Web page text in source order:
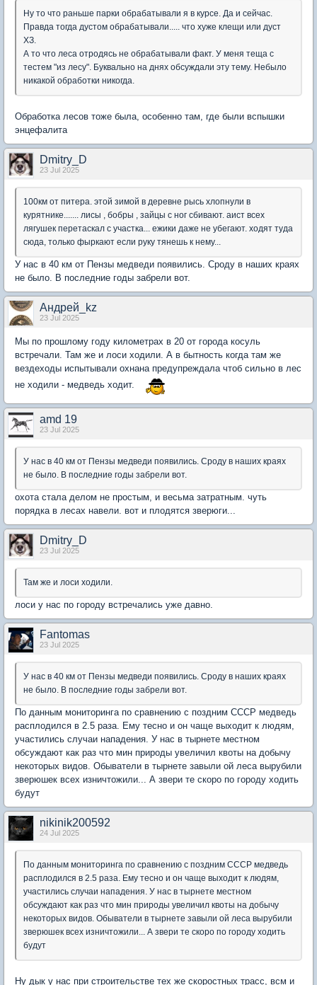
Ну то что раньше парки обрабатывали я в курсе. Да и сейчас.
Правда тогда дустом обрабатывали..... что хуже клещи или дуст
ХЗ.
А то что леса отродясь не обрабатывали факт. У меня теща с
тестем "из лесу". Буквально на днях обсуждали эту тему. Небыло
никакой обработки никогда.
Обработка лесов тоже была, особенно там, где были вспышки
энцефалита
Dmitry_D
23 Jul 2025
100км от питера. этой зимой в деревне рысь хлопнули в
курятнике....... лисы , бобры , зайцы с ног сбивают. аист всех
лягушек перетаскал с участка... ежики даже не убегают. ходят туда
сюда, только фыркают если руку тянешь к нему...
У нас в 40 км от Пензы медведи появились. Сроду в наших краях
не было. В последние годы забрели вот.
Андрей_kz
23 Jul 2025
Мы по прошлому году километрах в 20 от города косуль
встречали. Там же и лоси ходили. А в бытность когда там же
вездеходы испытывали охнана предупреждала чтоб сильно в лес
не ходили - медведь ходит.
amd 19
23 Jul 2025
У нас в 40 км от Пензы медведи появились. Сроду в наших краях
не было. В последние годы забрели вот.
охота стала делом не простым, и весьма затратным. чуть
порядка в лесах навели. вот и плодятся зверюги...
Dmitry_D
23 Jul 2025
Там же и лоси ходили.
лоси у нас по городу встречались уже давно.
Fantomas
23 Jul 2025
У нас в 40 км от Пензы медведи появились. Сроду в наших краях
не было. В последние годы забрели вот.
По данным мониторинга по сравнению с поздним СССР медведь
расплодился в 2.5 раза. Ему тесно и он чаще выходит к людям,
участились случаи нападения. У нас в тырнете местном
обсуждают как раз что мин природы увеличил квоты на добычу
некоторых видов. Обыватели в тырнете завыли ой леса вырубили
зверюшек всех изничтожили... А звери те скоро по городу ходить
будут
nikinik200592
24 Jul 2025
По данным мониторинга по сравнению с поздним СССР медведь
расплодился в 2.5 раза. Ему тесно и он чаще выходит к людям,
участились случаи нападения. У нас в тырнете местном
обсуждают как раз что мин природы увеличил квоты на добычу
некоторых видов. Обыватели в тырнете завыли ой леса вырубили
зверюшек всех изничтожили... А звери те скоро по городу ходить
будут
Ну дык у нас при строительстве тех же скоростных трасс, всм и